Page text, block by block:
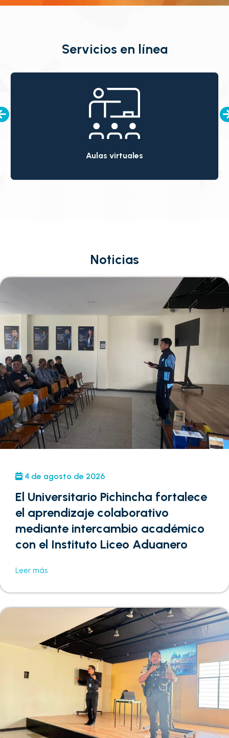
Servicios en línea
Aulas virtuales
Noticias
4 de agosto de 2026
El Universitario Pichincha fortalece
el aprendizaje colaborativo
mediante intercambio académico
con el Instituto Liceo Aduanero
Leer más